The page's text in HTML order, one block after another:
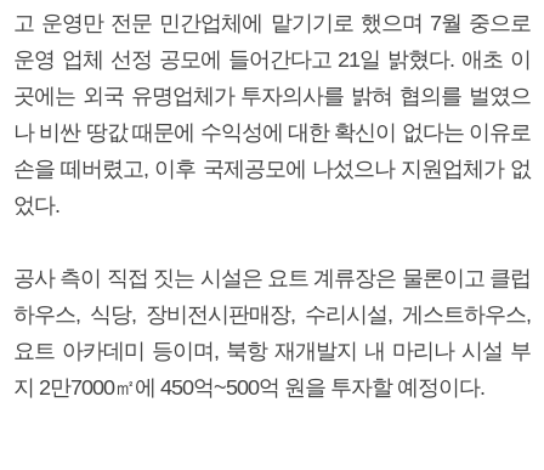
고 운영만 전문 민간업체에 맡기기로 했으며 7월 중으로
운영 업체 선정 공모에 들어간다고 21일 밝혔다. 애초 이
곳에는 외국 유명업체가 투자의사를 밝혀 협의를 벌였으
나 비싼 땅값 때문에 수익성에 대한 확신이 없다는 이유로
손을 떼버렸고, 이후 국제공모에 나섰으나 지원업체가 없
었다.
공사 측이 직접 짓는 시설은 요트 계류장은 물론이고 클럽
하우스, 식당, 장비전시판매장, 수리시설, 게스트하우스,
요트 아카데미 등이며, 북항 재개발지 내 마리나 시설 부
지 2만7000㎡에 450억~500억 원을 투자할 예정이다.